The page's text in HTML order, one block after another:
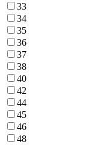
33
34
35
36
37
38
40
42
44
45
46
48